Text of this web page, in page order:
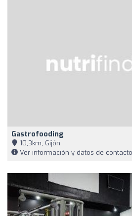
Gastrofooding
10,3km, Gijón
Ver información y datos de contacto